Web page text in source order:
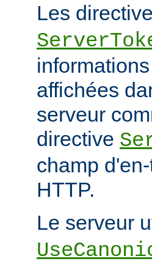
Les
affichées
serveur
directive
champ
HTTP.
Le serveur